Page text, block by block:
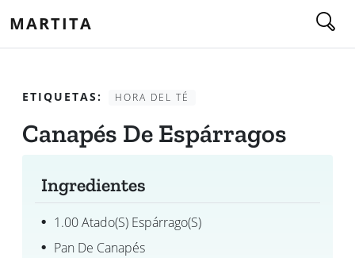
MARTITA
ETIQUETAS: HORA DEL TÉ
Canapés De Espárragos
Ingredientes
1.00 Atado(s) Espárrago(s)
Pan De Canapés